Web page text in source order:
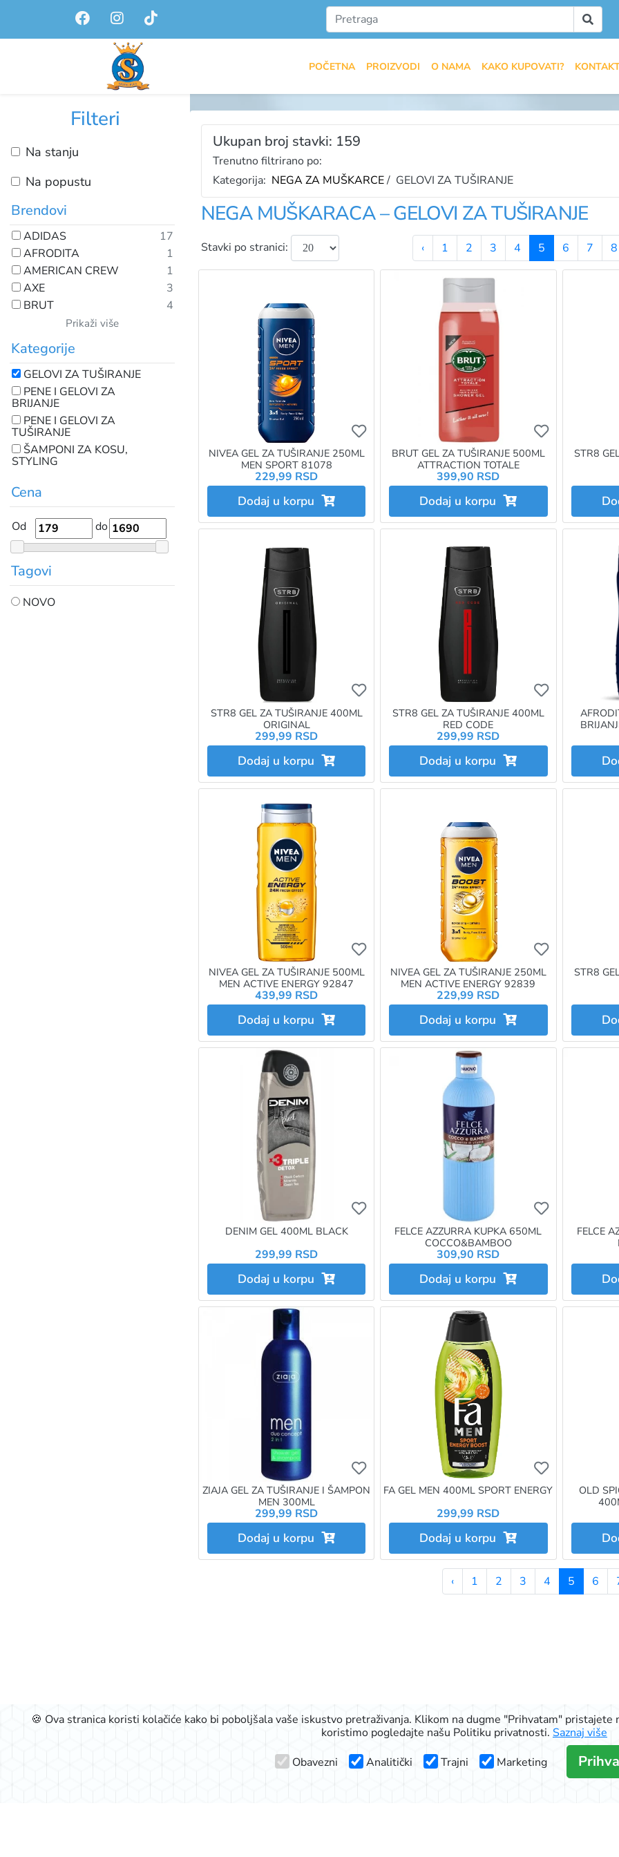
POČETNA PROIZVODI O NAMA KAKO KUPOVATI?
Filteri
Na stanju
Na popustu
Brendovi
ADIDAS
17
AFRODITA
1
AMERICAN CREW
1
AXE
3
BRUT
4
Prikaži više
Kategorije
GELOVI ZA TUŠIRANJE
PENE I GELOVI ZA
BRIJANJE
PENE I GELOVI ZA
TUŠIRANJE
ŠAMPONI ZA KOSU,
STYLING
Cena
Od do
Tagovi
NOVO
Ukupan broj stavki: 159
Trenutno filtrirano po:
Kategorija: NEGA ZA MUŠKARCE/ GELOVI ZA TUŠIRANJE
NEGA MUŠKARACA – GELOVI ZA TUŠIRANJE
Stavki po stranici: ‹ 1 2 3 4 5 6 7 8
Ukoliko želite da dodate proizvod u omiljene
NIVEA GEL ZA TUŠIRANJE 250ML
MEN SPORT 81078
229,99 RSD
Dodaj u korpu
Ukoliko
BRUT GEL ZA TUŠIRANJE 500ML
ATTRACTION TOTALE
399,90 RSD
Dodaj u korpu
STR8
Ukoliko želite da dodate proizvod u omiljene
STR8 GEL ZA TUŠIRANJE 400ML
ORIGINAL
299,99 RSD
Dodaj u korpu
Ukoliko
STR8 GEL ZA TUŠIRANJE 400ML
RED CODE
299,99 RSD
Dodaj u korpu
Ukoliko želite da dodate proizvod u omiljene
NIVEA GEL ZA TUŠIRANJE 500ML
MEN ACTIVE ENERGY 92847
439,99 RSD
Dodaj u korpu
Ukoliko
NIVEA GEL ZA TUŠIRANJE 250ML
MEN ACTIVE ENERGY 92839
229,99 RSD
Dodaj u korpu
STR8
Ukoliko želite da dodate proizvod u omiljene
DENIM GEL 400ML BLACK
299,99 RSD
Dodaj u korpu
Ukoliko
FELCE AZZURRA KUPKA 650ML
COCCO&BAMBOO
309,90 RSD
Dodaj u korpu
FELCE
Ukoliko želite da dodate proizvod u omiljene
ZIAJA GEL ZA TUŠIRANJE I ŠAMPON
MEN 300ML
299,99 RSD
Dodaj u korpu
Ukoliko
FA GEL MEN 400ML SPORT ENERGY
299,99 RSD
Dodaj u korpu
OLD
‹ 1 2 3 4 5 6
🍪 Ova stranica koristi kolačiće kako bi poboljšala vaše iskustvo pretraživanja. Klikom na dugme "Prihvatam"
koristimo pogledajte našu Politiku privatnosti. Saznaj više
Obavezni
Analitički Trajni Marketing